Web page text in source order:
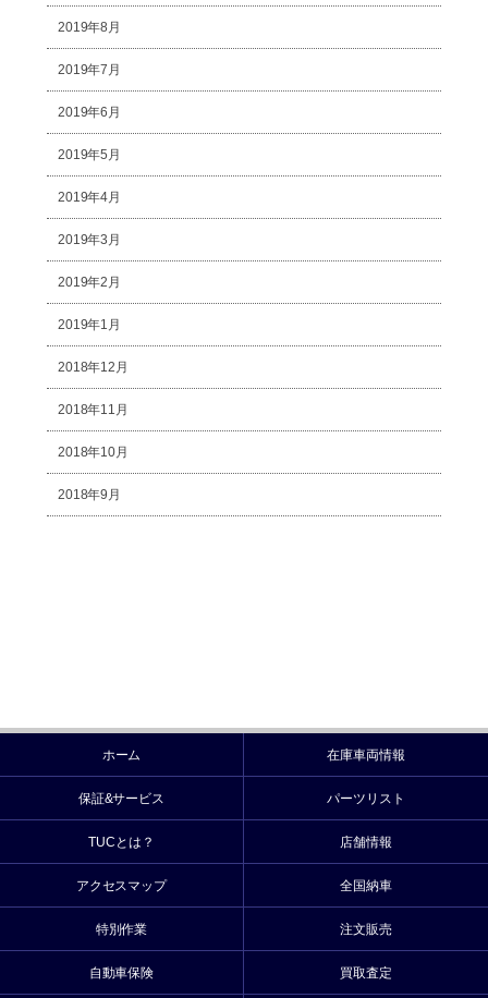
2019年8月
2019年7月
2019年6月
2019年5月
2019年4月
2019年3月
2019年2月
2019年1月
2018年12月
2018年11月
2018年10月
2018年9月
ホーム 在庫車両情報
保証&サービス パーツリスト
TUCとは？ 店舗情報
アクセスマップ 全国納車
特別作業 注文販売
自動車保険 買取査定